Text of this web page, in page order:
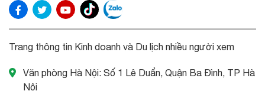
Trang thông tin Kinh doanh và Du lịch nhiều người xem
Văn phòng Hà Nội: Số 1 Lê Duẩn, Quận Ba Đình, TP Hà
Nội